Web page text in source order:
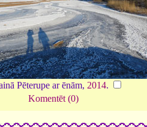
Pēterupe ar ēnām, 2014.
Komentēt (0)